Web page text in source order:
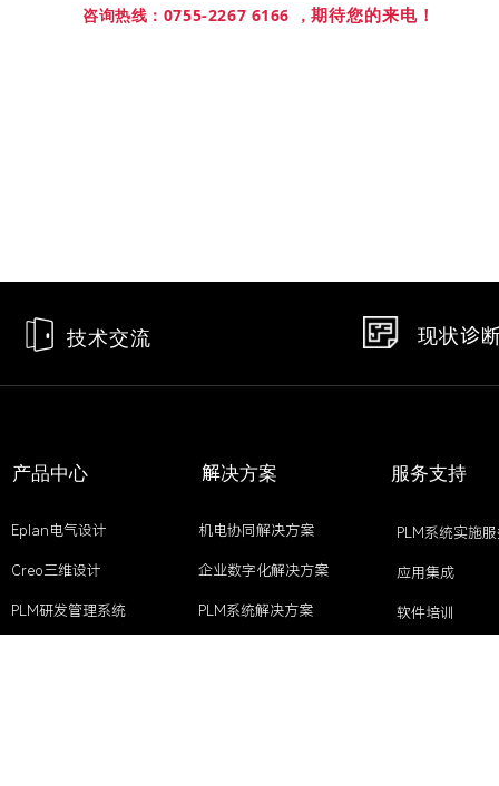
咨询热线：0755-2267 6166 ，期待您的来电！
现状诊
技术交流
机电协同解决方案
企业数字化解决方案
PLM系统解决方案
产品中心 解决方案 服务支持
PLM系统实施
应用集成
软件培训
Eplan电气设计
Creo三维设计
PLM研发管理系统